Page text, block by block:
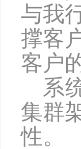
与我
撑客
客户
系
集群
性。